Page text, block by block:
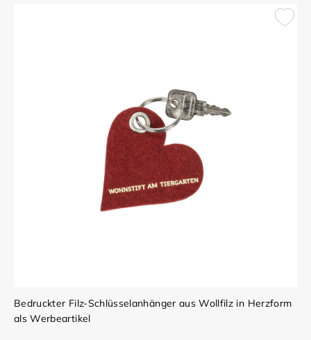
Bedruckter Filz-Schlüsselanhänger aus Wollfilz in Herzform
als Werbeartikel